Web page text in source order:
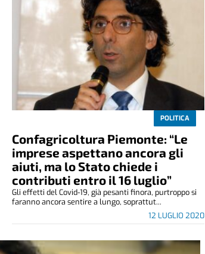
POLITICA
Confagricoltura Piemonte: “Le
imprese aspettano ancora gli
aiuti, ma lo Stato chiede i
contributi entro il 16 luglio”
12 LUGLIO 2020
Gli effetti del Covid-19, già pesanti finora, purtroppo si
faranno ancora sentire a lungo, soprattut...